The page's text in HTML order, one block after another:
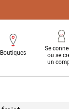
Boutiques
Se
ou se
un